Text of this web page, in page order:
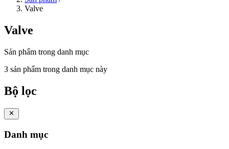
Valve
Valve
Sản phẩm trong danh mục
3 sản phẩm trong danh mục này
Bộ lọc
Danh mục